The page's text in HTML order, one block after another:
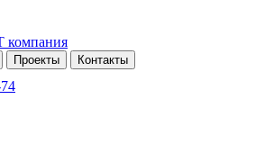
компания
Проекты Контакты